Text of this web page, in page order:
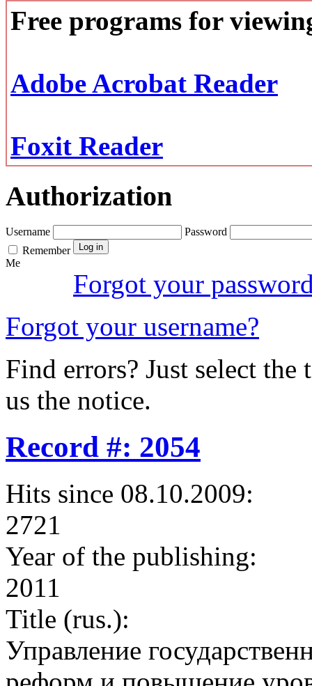
Free programs for
Adobe Acrobat Reader
Foxit Reader
Authorization
Username
Password
Remember
Me
Forgot your
Forgot your username?
Find errors? Just select
us the notice.
Record #: 2054
Hits since 08.10.2009:
2721
Year of the publishing:
2011
Title (rus.):
Управление